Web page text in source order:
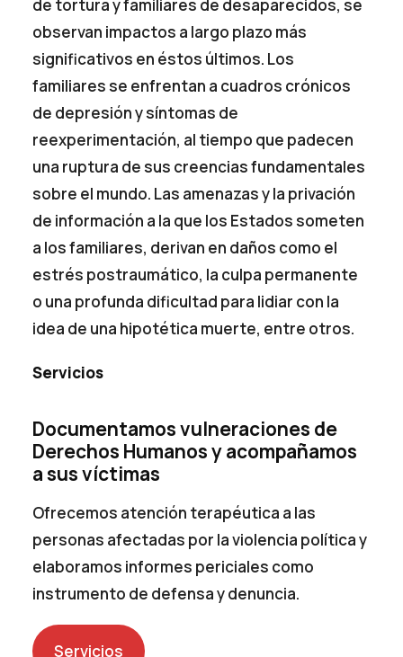
de tortura y familiares de desaparecidos, se
observan impactos a largo plazo más
significativos en éstos últimos. Los
familiares se enfrentan a cuadros crónicos
de depresión y síntomas de
reexperimentación, al tiempo que padecen
una ruptura de sus creencias fundamentales
sobre el mundo. Las amenazas y la privación
de información a la que los Estados someten
a los familiares, derivan en daños como el
estrés postraumático, la culpa permanente
o una profunda dificultad para lidiar con la
idea de una hipotética muerte, entre otros.
Servicios
Documentamos vulneraciones de
Derechos Humanos y acompañamos
a sus víctimas
Ofrecemos atención terapéutica a las
personas afectadas por la violencia política y
elaboramos informes periciales como
instrumento de defensa y denuncia.
Servicios